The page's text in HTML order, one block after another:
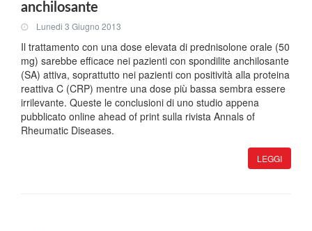
anchilosante
Lunedi 3 Giugno 2013
Il trattamento con una dose elevata di prednisolone orale (50
mg) sarebbe efficace nei pazienti con spondilite anchilosante
(SA) attiva, soprattutto nei pazienti con positività alla proteina
reattiva C (CRP) mentre una dose più bassa sembra essere
irrilevante. Queste le conclusioni di uno studio appena
pubblicato online ahead of print sulla rivista Annals of
Rheumatic Diseases.
LEGGI